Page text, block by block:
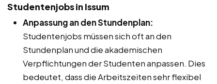
Studentenjobs in Issum
Anpassung an den Stundenplan:
Studentenjobs müssen sich oft an den
Stundenplan und die akademischen
Verpflichtungen der Studenten anpassen. Dies
bedeutet, dass die Arbeitszeiten sehr flexibel